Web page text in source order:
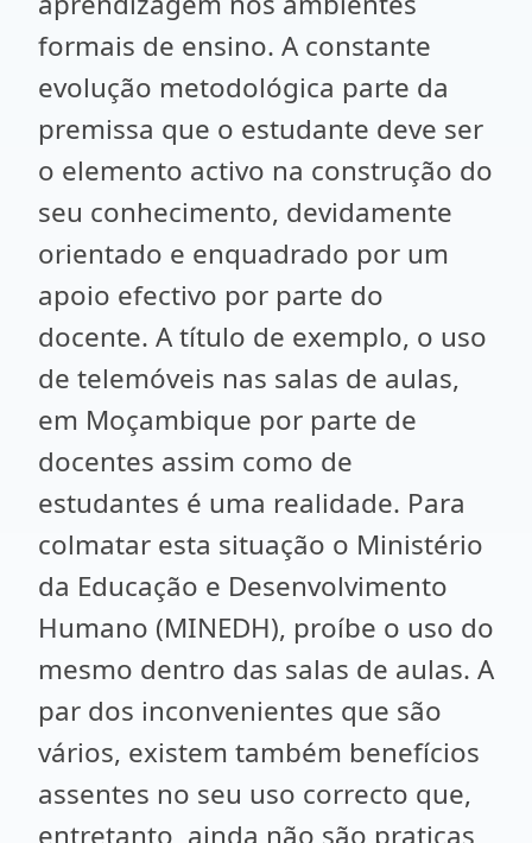
formais de ensino. A constante
evolução metodológica parte da
premissa que o estudante deve ser
o elemento activo na construção do
seu conhecimento, devidamente
orientado e enquadrado por um
apoio efectivo por parte do
docente. A título de exemplo, o uso
de telemóveis nas salas de aulas,
em Moçambique por parte de
docentes assim como de
estudantes é uma realidade. Para
colmatar esta situação o Ministério
da Educação e Desenvolvimento
Humano (MINEDH), proíbe o uso do
mesmo dentro das salas de aulas. A
par dos inconvenientes que são
vários, existem também benefícios
assentes no seu uso correcto que,
entretanto, ainda não são praticas